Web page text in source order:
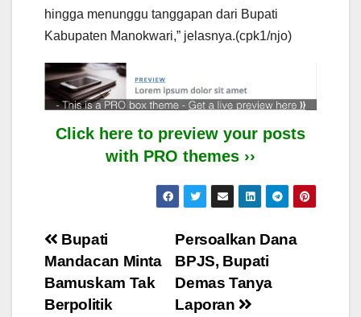
hingga menunggu tanggapan dari Bupati
Kabupaten Manokwari,” jelasnya.(cpk1/njo)
Click here to preview your posts
with PRO themes ››
Post
navigation
Persoalkan Dana
BPJS, Bupati
Demas Tanya
Laporan
Bupati
Mandacan Minta
Bamuskam Tak
Berpolitik